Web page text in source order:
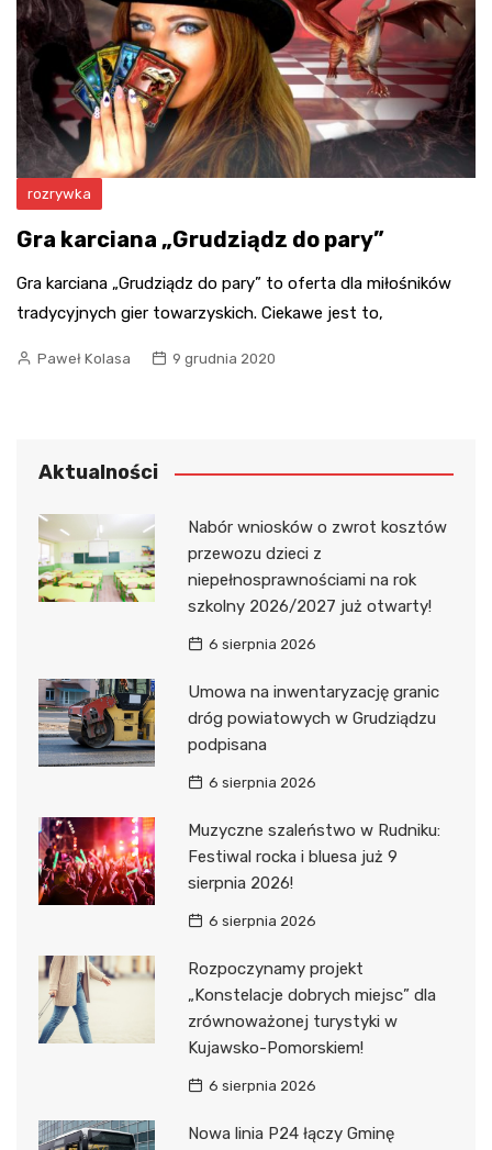
rozrywka
Gra karciana „Grudziądz do pary”
Gra karciana „Grudziądz do pary” to oferta dla miłośników
tradycyjnych gier towarzyskich. Ciekawe jest to,
Paweł Kolasa 9 grudnia 2020
Aktualności
Nabór wniosków o zwrot kosztów
przewozu dzieci z
niepełnosprawnościami na rok
szkolny 2026/2027 już otwarty!
6 sierpnia 2026
Umowa na inwentaryzację granic
dróg powiatowych w Grudziądzu
podpisana
6 sierpnia 2026
Muzyczne szaleństwo w Rudniku:
Festiwal rocka i bluesa już 9
sierpnia 2026!
6 sierpnia 2026
Rozpoczynamy projekt
„Konstelacje dobrych miejsc” dla
zrównoważonej turystyki w
Kujawsko-Pomorskiem!
6 sierpnia 2026
Nowa linia P24 łączy Gminę